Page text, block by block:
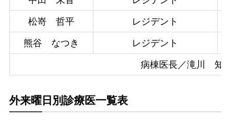
松嵜 哲平
レジデント
熊谷 なつき
レジデント
病棟医長／滝川 知
外来曜日別診療医一覧表